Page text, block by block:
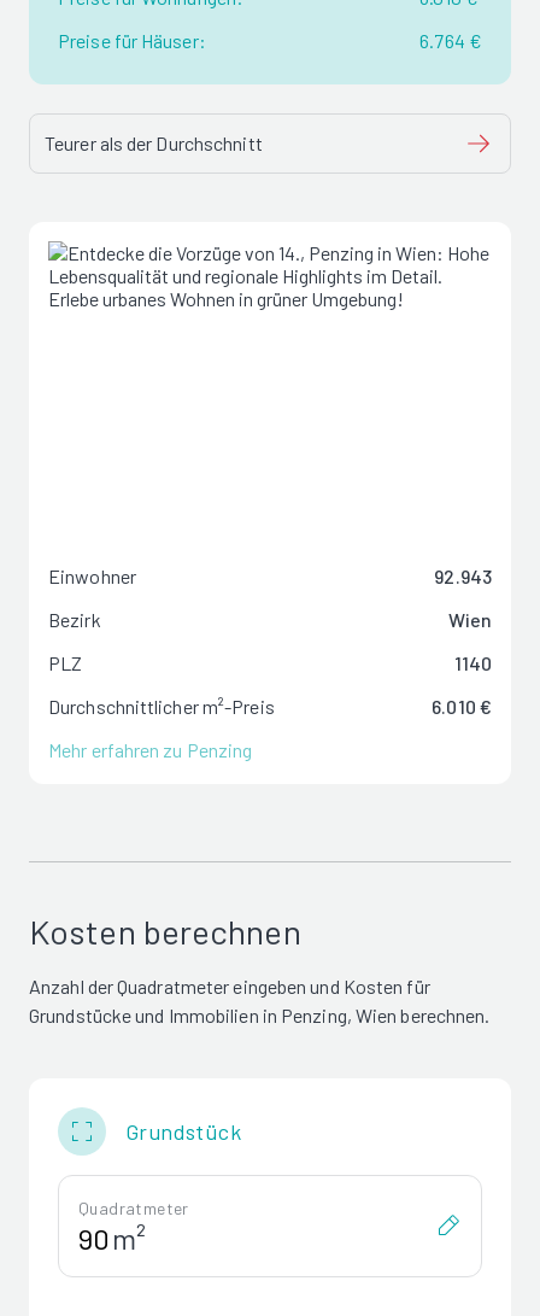
Preise für Häuser:
6.764 €
Teurer als der Durchschnitt
Einwohner
92.943
Bezirk
Wien
PLZ
1140
Durchschnittlicher m²-Preis
6.010 €
Mehr erfahren zu Penzing
Kosten berechnen
Anzahl der Quadratmeter eingeben und Kosten für
Grundstücke und Immobilien in Penzing, Wien berechnen.
Grundstück
Quadratmeter
m²